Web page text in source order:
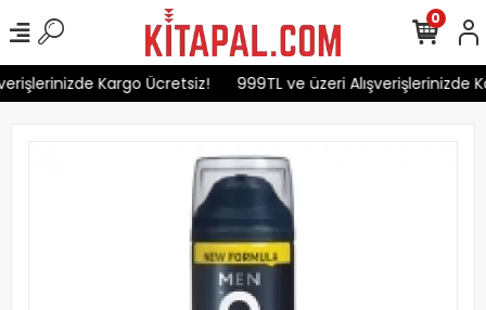
Kargo Ücretsiz! 999TL ve üzeri Alışverişlerinizde
0